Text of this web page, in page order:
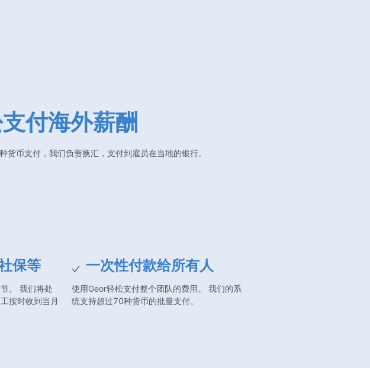
付海外薪酬
货币支付，我们负责换汇，支付到雇员在当地的银行。
保等
。 我们将处
按时收到当月
一次性付款给所有人
使用Geor轻松支付整个团队的费用。 我们的系
统支持超过70种货币的批量支付。